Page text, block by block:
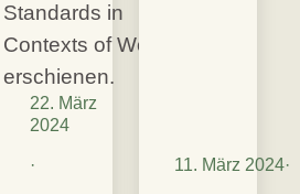
Standards in
Contexts of Work”
erschienen.
22. März
2024
· 11. März 2024·